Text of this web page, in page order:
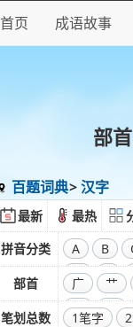
首页 成语故事
部
百题词典 汉字
最新 最热
拼音分类
A B
W
X
部首 广 艹
彑
巾
笔划总数 1笔字